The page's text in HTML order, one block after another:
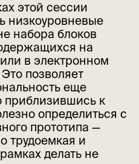
этой сессии
низкоуровневые
набора блоков
на
в электронном
позволяет
еще
приблизившись к
определиться с
прототипа —
трудоемкая и
делать не